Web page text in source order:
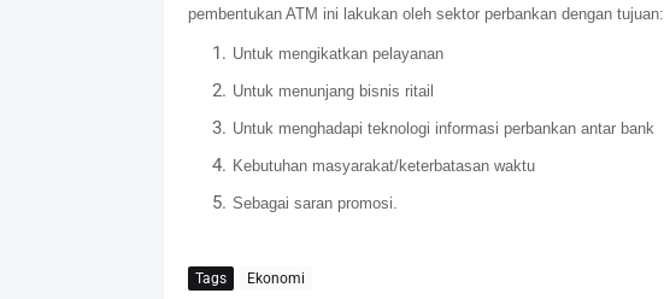
pembentukan ATM ini lakukan oleh sektor perbankan dengan tujuan:
Untuk mengikatkan pelayanan
Untuk menunjang bisnis ritail
Untuk menghadapi teknologi informasi perbankan antar bank
Kebutuhan masyarakat/keterbatasan waktu
Sebagai saran promosi.
Tags Ekonomi